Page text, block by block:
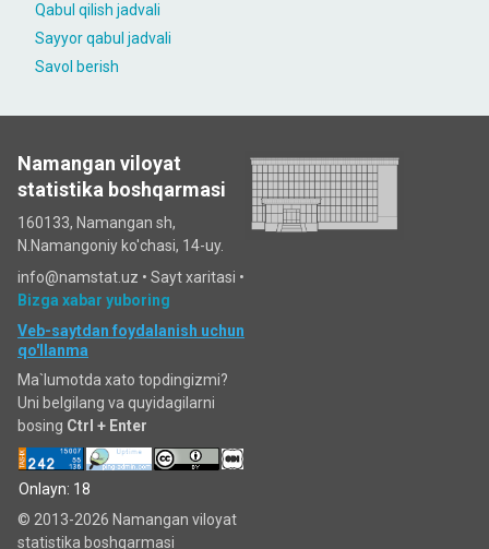
Qabul qilish jadvali
Sayyor qabul jadvali
Savol berish
Namangan viloyat
statistika boshqarmasi
160133, Namangan sh,
N.Namangoniy ko'chasi, 14-uy.
info@namstat.uz • Sayt xaritasi •
Bizga xabar yuboring
Veb-saytdan foydalanish uchun
qo'llanma
Ma`lumotda xato topdingizmi?
Uni belgilang va quyidagilarni
bosing Ctrl + Enter
Onlayn: 18
© 2013-2026 Namangan viloyat
statistika boshqarmasi